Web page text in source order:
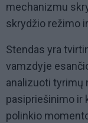
mechanizmu
skrydžio režimo
Stendas yra
vamzdyje
analizuoti tyrimų
pasipriešinimo ir
polinkio